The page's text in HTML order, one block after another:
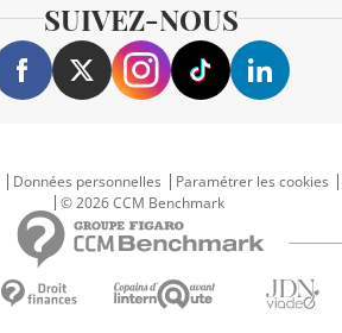
SUIVEZ-NOUS
Données personnelles Paramétrer les cookies
© 2026 CCM Benchmark